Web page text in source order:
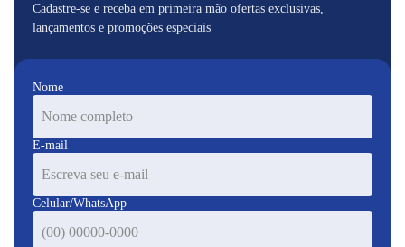
Cadastre-se e receba em primeira mão ofertas exclusivas,
lançamentos e promoções especiais
Nome
E-mail
Celular/WhatsApp